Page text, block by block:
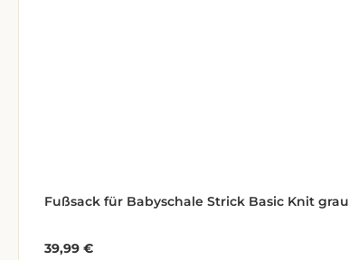
Fußsack für Babyschale Strick Basic Knit grau
Regulärer Preis:
39,99 €